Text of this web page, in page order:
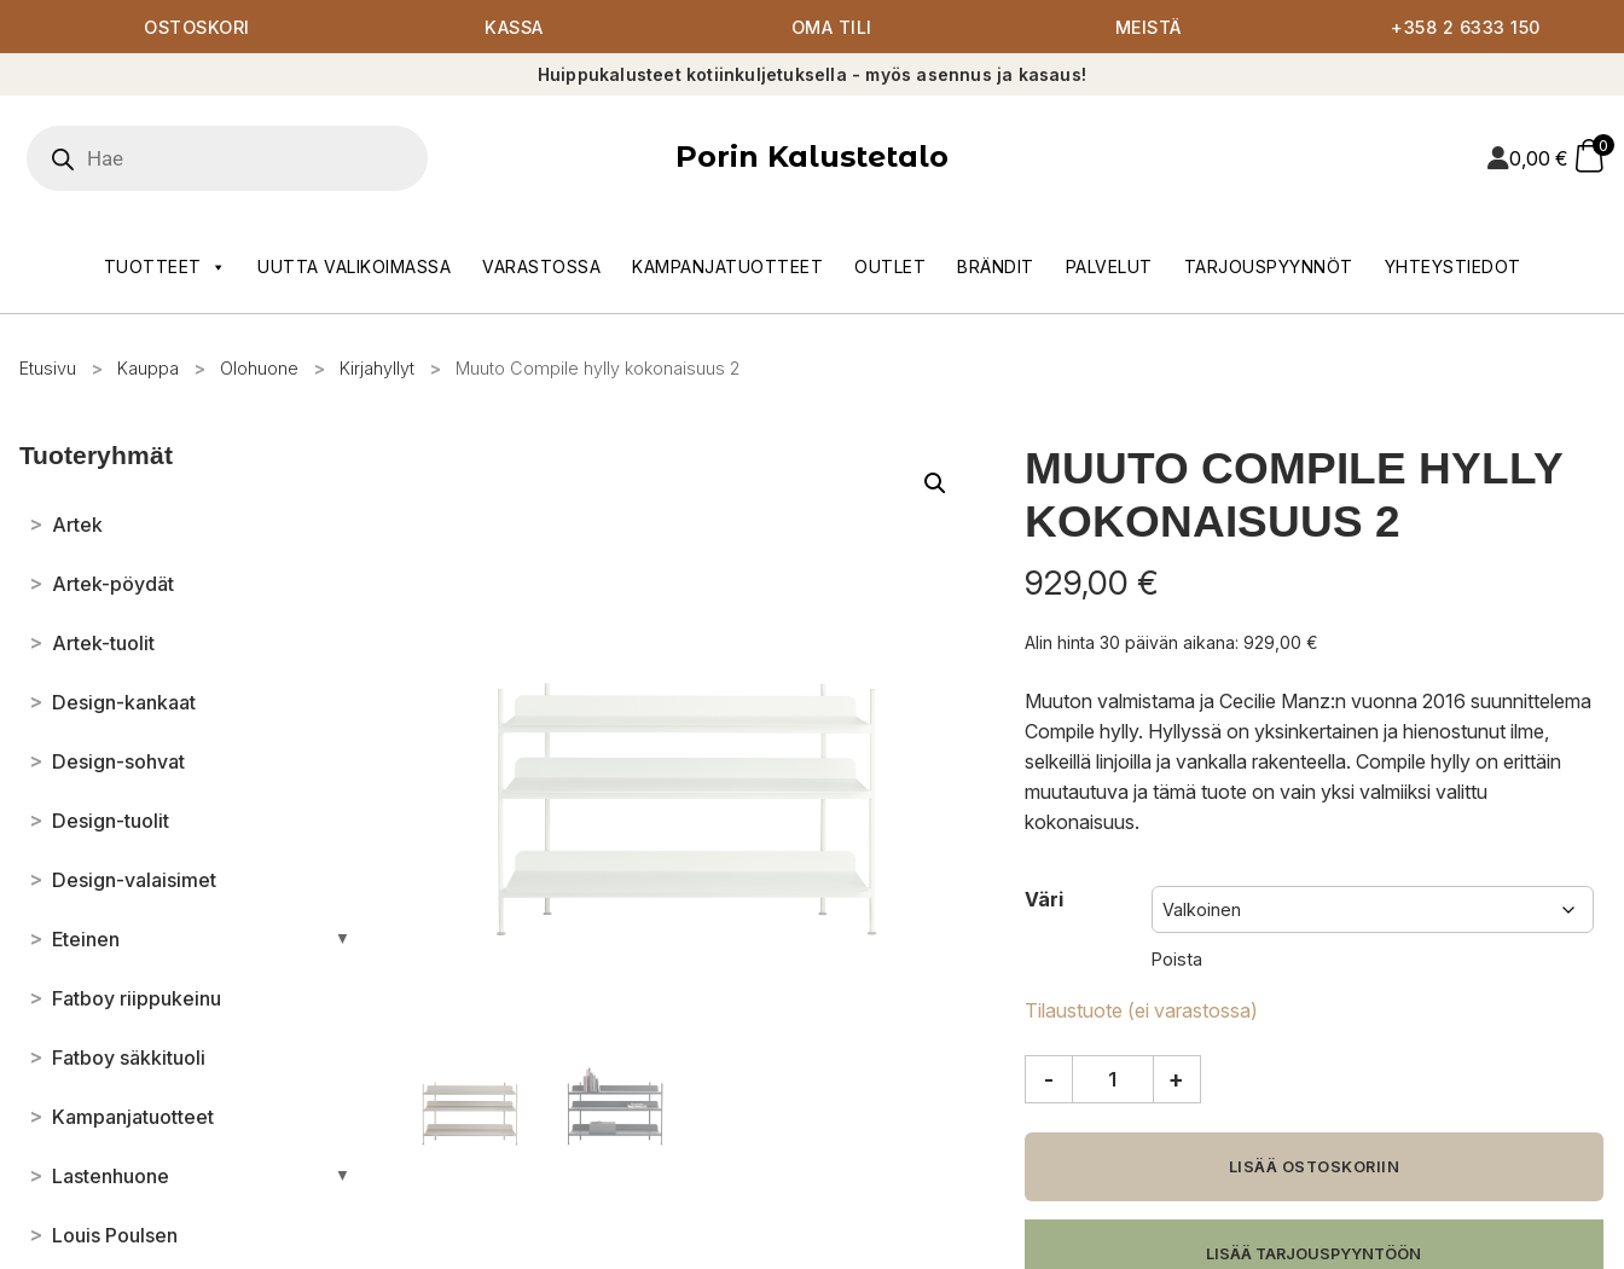
OSTOSKORI KASSA OMA TILI MEISTÄ +358 2 6333 150
Huippukalusteet kotiinkuljetuksella - myös asennus ja kasaus!
search
Porin Kalustetalo 0,00 €
0
TUOTTEET UUTTA VALIKOIMASSA VARASTOSSA KAMPANJATUOTTEET OUTLET BRÄNDIT PALVELUT TARJOUSPYYNNÖT YHTEYSTIEDOT
Etusivu > Kauppa > Olohuone > Kirjahyllyt > Muuto Compile hylly kokonaisuus 2
Tuoteryhmät
> Artek
> Artek-pöydät
> Artek-tuolit
> Design-kankaat
> Design-sohvat
> Design-tuolit
> Design-valaisimet
> Eteinen ▼
> Fatboy riippukeinu
> Fatboy säkkituoli
> Kampanjatuotteet
> Lastenhuone ▼
> Louis Poulsen
MUUTO COMPILE HYLLY
KOKONAISUUS 2
929,00 €
Alin hinta 30 päivän aikana: 929,00 €
Muuton valmistama ja Cecilie Manz:n vuonna 2016 suunnittelema
Compile hylly. Hyllyssä on yksinkertainen ja hienostunut ilme,
selkeillä linjoilla ja vankalla rakenteella. Compile hylly on erittäin
muutautuva ja tämä tuote on vain yksi valmiiksi valittu
kokonaisuus.
Väri
Poista
Tilaustuote (ei varastossa)
hylly
2
määrä
- +
LISÄÄ OSTOSKORIIN
LISÄÄ TARJOUSPYYNTÖÖN